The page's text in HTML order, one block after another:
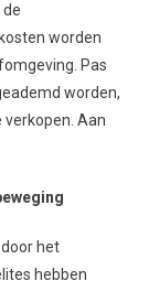
worden
Pas
worden,
Aan
het
hebben